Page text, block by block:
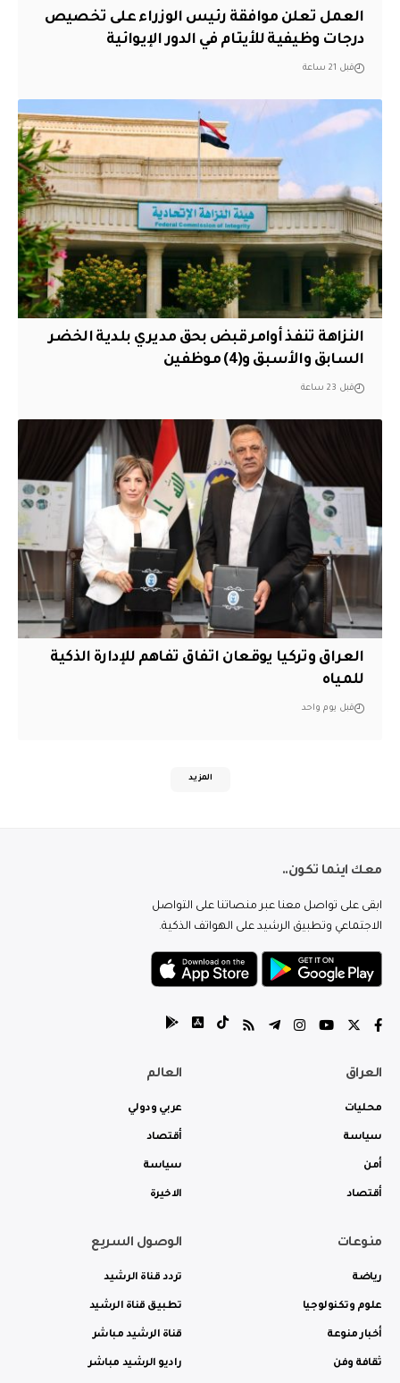
العمل تعلن موافقة رئيس الوزراء على تخصيص
درجات وظيفية للأيتام في الدور الإيوائية
قبل 21 ساعة
النزاهة تنفذ أوامر قبض بحق مديري بلدية الخضر
السابق والأسبق و(4) موظفين
قبل 23 ساعة
العراق وتركيا يوقعان اتفاق تفاهم للإدارة الذكية
للمياه
قبل يوم واحد
المزيد
معك اينما تكون..
ابقى على تواصل معنا عبر منصاتنا على التواصل
الاجتماعي وتطبيق الرشيد على الهواتف الذكية.
العراق
محليات
سياسة
أمن
أقتصاد
العالم
عربي ودولي
أقتصاد
سياسة
الاخيرة
منوعات
رياضة
علوم وتكنولوجيا
أخبار منوعة
ثقافة وفن
الوصول السريع
تردد قناة الرشيد
تطبيق قناة الرشيد
قناة الرشيد مباشر
راديو الرشيد مباشر